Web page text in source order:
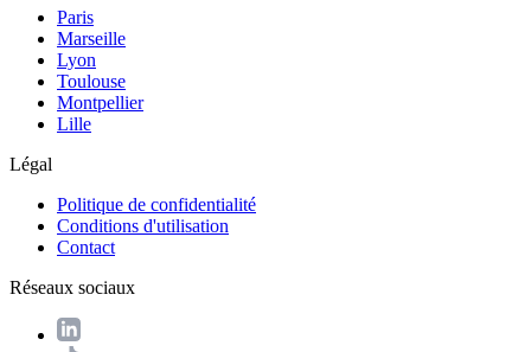
Paris
Marseille
Lyon
Toulouse
Montpellier
Lille
Légal
Politique de confidentialité
Conditions d'utilisation
Contact
Réseaux sociaux